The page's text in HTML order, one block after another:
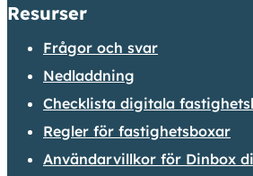
Resurser
Frågor och svar
Nedladdning
Checklista digitala
Regler för fastighetsboxar
Användarvillkor för Dinbox